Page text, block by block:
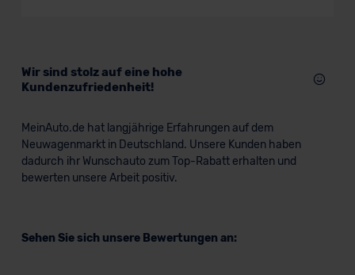
Wir sind stolz auf eine hohe
Kundenzufriedenheit!
MeinAuto.de hat langjährige Erfahrungen auf dem
Neuwagenmarkt in Deutschland. Unsere Kunden haben
dadurch ihr Wunschauto zum Top-Rabatt erhalten und
bewerten unsere Arbeit positiv.
Sehen Sie sich unsere Bewertungen an: